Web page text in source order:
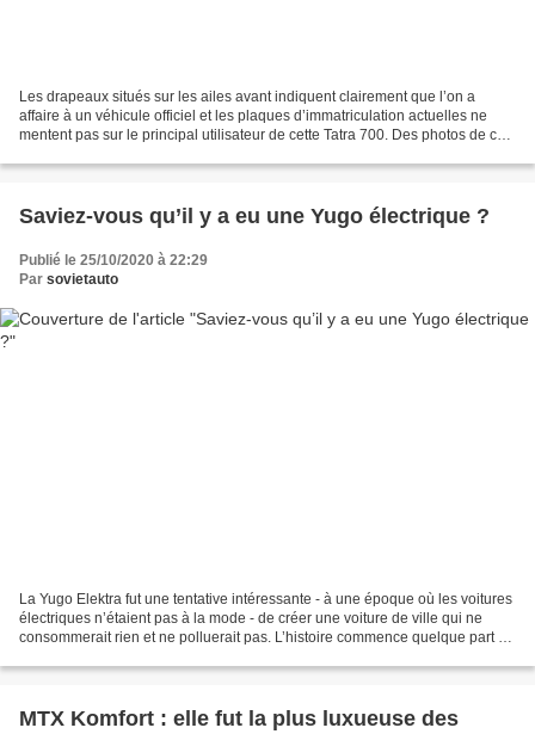
Les drapeaux situés sur les ailes avant indiquent clairement que l’on a
affaire à un véhicule officiel et les plaques d’immatriculation actuelles ne
mentent pas sur le principal utilisateur de cette Tatra 700. Des photos de ce
Saviez-vous qu’il y a eu une Yugo électrique ?
Publié le 25/10/2020 à 22:29
Par sovietauto
La Yugo Elektra fut une tentative intéressante - à une époque où les voitures
électriques n’étaient pas à la mode - de créer une voiture de ville qui ne
consommerait rien et ne polluerait pas. L’histoire commence quelque part à
MTX Komfort : elle fut la plus luxueuse des